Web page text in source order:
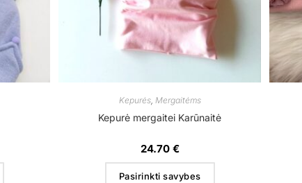
Kepurės, Mergaitėms
Kepurė mergaitei Karūnaitė
24.70 €
Pasirinkti savybes